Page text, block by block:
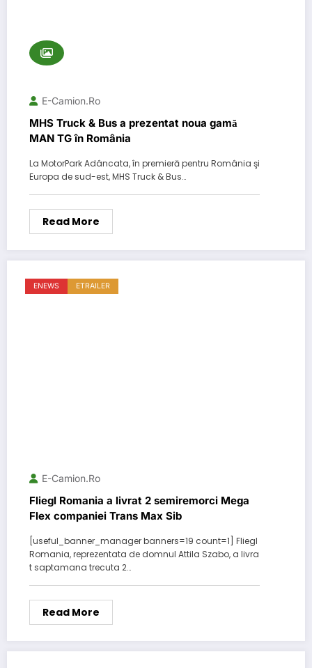
E-Camion.ro
MHS Truck & Bus a prezentat noua gamă
MAN TG în România
La MotorPark Adâncata, în premieră pentru România şi
Europa de sud-est, MHS Truck & Bus…
Read More
ENEWS ETRAILER
E-Camion.ro
Fliegl Romania a livrat 2 semiremorci Mega
Flex companiei Trans Max Sib
[useful_banner_manager banners=19 count=1] Fliegl
Romania, reprezentata de domnul Attila Szabo, a livra
t saptamana trecuta 2…
Read More